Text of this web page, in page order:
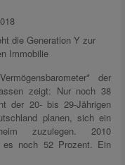
die Generation Y zur
Immobilie
der
zeigt: Nur noch 38
der 20- bis 29-Jährigen
planen, sich ein
zuzulegen. 2010
es noch 52 Prozent. Ein